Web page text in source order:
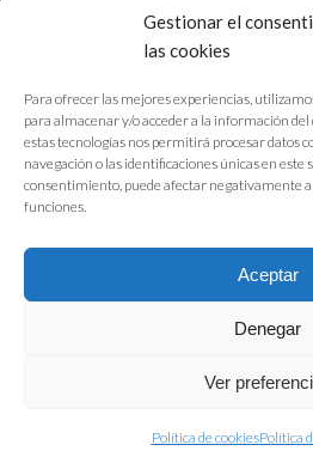
Gestionar el
las cookies
Para ofrecer las mejores experiencias,
para almacenar y/o acceder a la información
estas tecnologías nos permitirá procesar datos
navegación o las identificaciones únicas en
consentimiento, puede afectar negativamente
funciones.
Aceptar
Denegar
Ver
Política de cookiesPolítica
FIAB Federación Española de Industrias